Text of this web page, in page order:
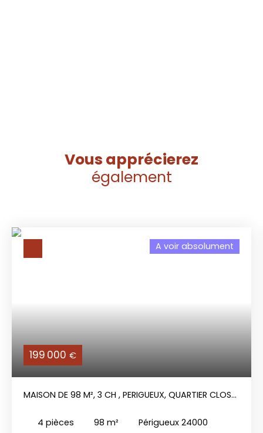
Vous apprécierez
également
199 000 €
A voir absolument
MAISON DE 98 M², 3 CH , PERIGUEUX, QUARTIER CLOS
4 pièces 98 m² Périgueux 24000